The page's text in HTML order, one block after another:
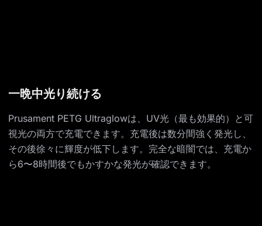
一晩中光り続ける
Prusament PETG Ultraglowは、UV光（最も効果的）と可
視光の両方で充電できます。充電後は数分間強く発光し、
その後徐々に輝度が低下します。完全な暗闇では、充電か
ら6〜8時間後でもかすかな発光が確認できます。